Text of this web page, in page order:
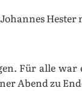
Hester
Für alle
Abend zu